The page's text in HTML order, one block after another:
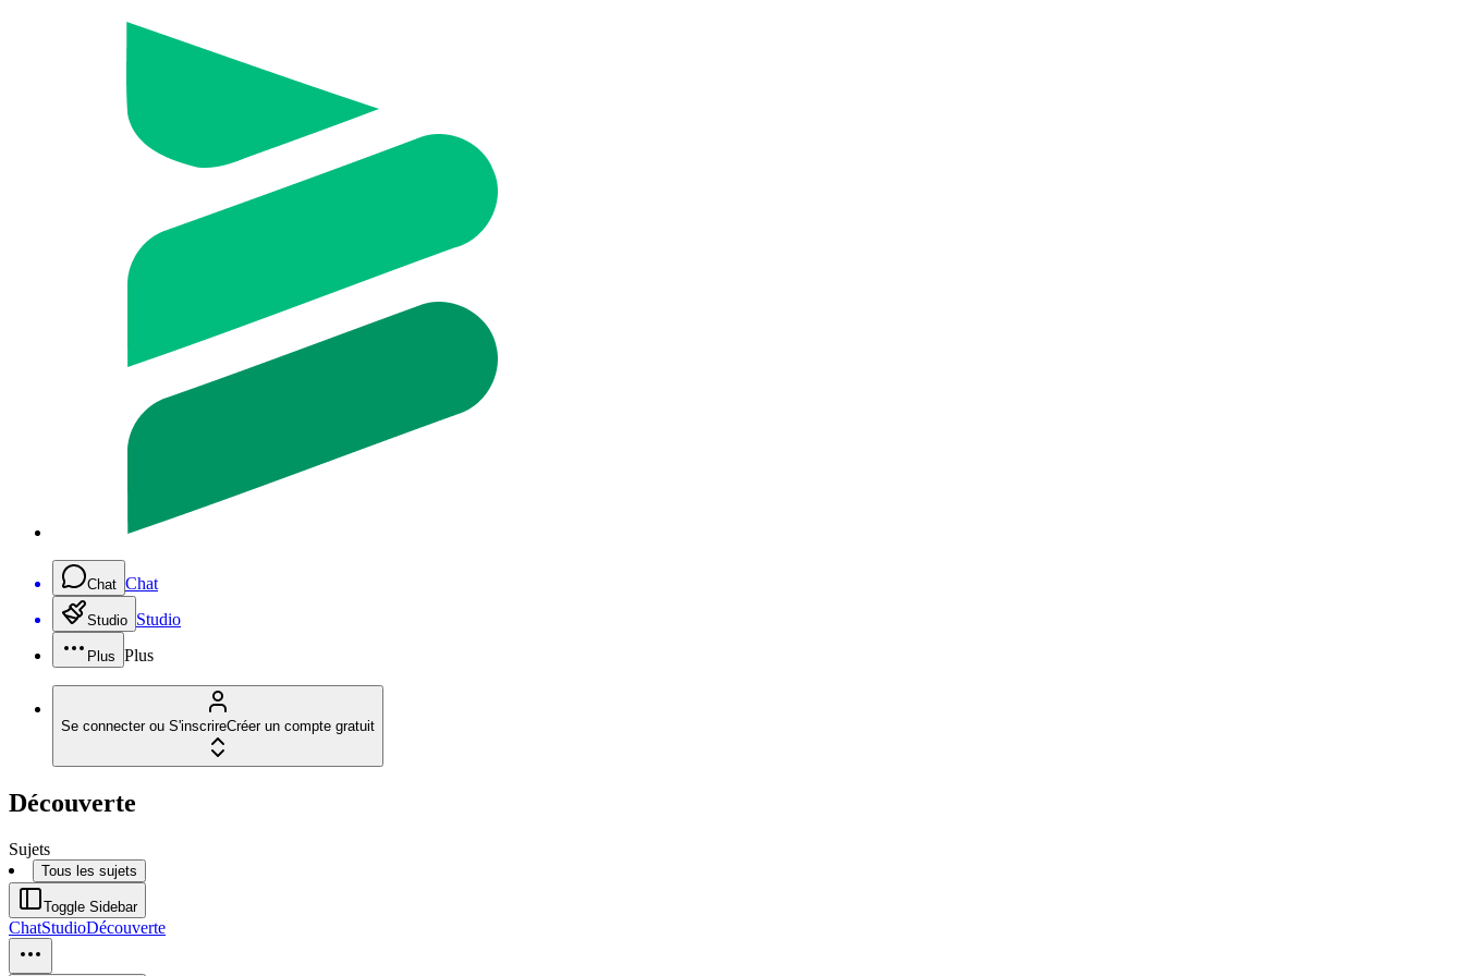
Chat Chat
Studio Studio
Plus Plus
Se connecter ou S'inscrireCréer un compte gratuit
Découverte
Sujets
Tous les sujets
Toggle Sidebar
ChatStudioDécouverte